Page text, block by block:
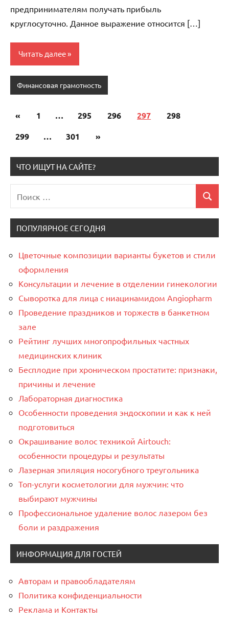
предпринимателям получать прибыль
круглосуточно. Данное выражение относится […]
Читать далее
Финансовая грамотность
записей
« Предыдущие
1 … 295 296 297
298
299
… 301
Следующие
»
ЧТО ИЩУТ НА САЙТЕ?
для:
Поиск
ПОПУЛЯРНОЕ СЕГОДНЯ
Цветочные композиции варианты букетов и стили
оформления
Консультации и лечение в отделении гинекологии
Сыворотка для лица с ниацинамидом Angiopharm
Проведение праздников и торжеств в банкетном
зале
Рейтинг лучших многопрофильных частных
медицинских клиник
Бесплодие при хроническом простатите: признаки,
причины и лечение
Лабораторная диагностика
Особенности проведения эндоскопии и как к ней
подготовиться
Окрашивание волос техникой Airtouch:
особенности процедуры и результаты
Лазерная эпиляция носогубного треугольника
Топ-услуги косметологии для мужчин: что
выбирают мужчины
Профессиональное удаление волос лазером без
боли и раздражения
ИНФОРМАЦИЯ ДЛЯ ГОСТЕЙ
Авторам и правообладателям
Политика конфиденциальности
Реклама и Контакты